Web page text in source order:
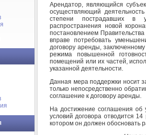
Арендатор, являющийся
осуществляющий
степени пострадавших в
распространения новой
постановлением
вправе потребовать
договору аренды,
режима повышенной
помещений или их частей,
указанной деятельности.
Данная мера поддержки носит
только непосредственно
соглашение к договору аренды.
На достижение соглашения
условий договора отводится
котором он должен обосновать